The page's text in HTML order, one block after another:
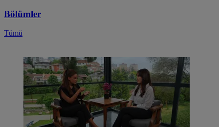
Bölümler
Tümü